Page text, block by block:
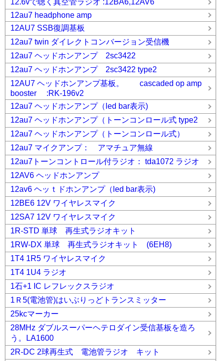
12.6vで聴く真空管ラジオ :12BA6,12AV6
12au7 headphone amp
12AU7 SSB復調基板
12au7 twin ダイレクトコンバージョン受信機
12au7 ヘッドホンアンプ 2sc3422
12au7 ヘッドホンアンプ 2sc3422 type2
12AU7 ヘッドホンアンプ基板。 cascaded op amp
booster :RK-196v2
12au7 ヘッドホンアンプ（led bar表示)
12au7 ヘッドホンアンプ（トーンコンロール式 type2
12au7 ヘッドホンアンプ（トーンコンロール式）
12au7 マイクアンプ： アマチュア無線
12au7トーンコントロール付ラジオ： tda1072 ラジオ
12AV6 ヘッドホンアンプ
12av6 ヘッｔドホンアンプ（led bar表示)
12BE6 12V ワイヤレスマイク
12SA7 12V ワイヤレスマイク
1R-STD 単球 再生式ラジオキット
1RW-DX 単球 再生式ラジオキット (6EH8)
1T4 1R5 ワイヤレスマイク
1T4 1U4 ラジオ
1石+1 IC レフレックスラジオ
1Ｒ5(電池管)はいぶりっどトランスミッター
25kcマーカー
28MHz ダブルスーパーヘテロダイン受信基板を造ろ
う。LA1600
2R-DC 2球再生式 電池管ラジオ キット